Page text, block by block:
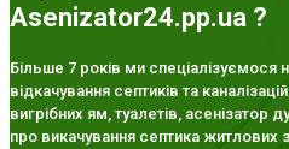
Asenizator24.pp.ua ?
Більше 7 років ми спеціалізуємося
відкачування септиків та
вигрібних ям, туалетів,
про викачування септика житлових